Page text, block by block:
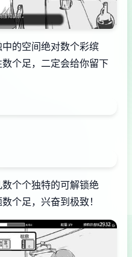
的空间绝对数个彩缤
个足，二定会给你留下
个个独特的可解锁绝
个足，兴奋到极致！